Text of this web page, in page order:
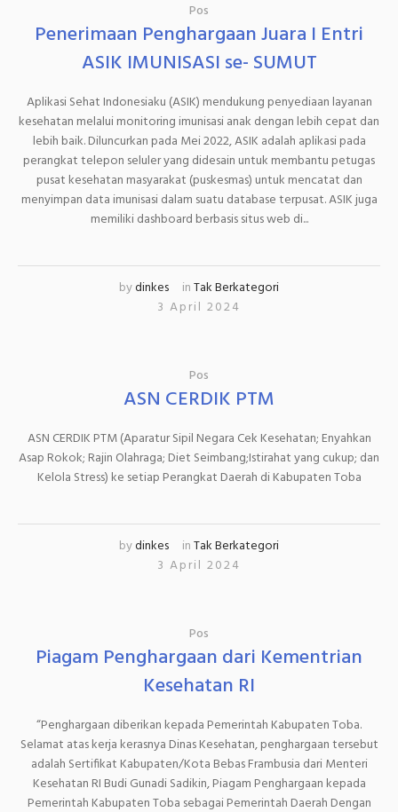
Pos
Penerimaan Penghargaan Juara I Entri
ASIK IMUNISASI se- SUMUT
Aplikasi Sehat Indonesiaku (ASIK) mendukung penyediaan layanan
kesehatan melalui monitoring imunisasi anak dengan lebih cepat dan
lebih baik. Diluncurkan pada Mei 2022, ASIK adalah aplikasi pada
perangkat telepon seluler yang didesain untuk membantu petugas
pusat kesehatan masyarakat (puskesmas) untuk mencatat dan
menyimpan data imunisasi dalam suatu database terpusat. ASIK juga
memiliki dashboard berbasis situs web di...
bydinkes inTak Berkategori
3 April 2024
Pos
ASN CERDIK PTM
ASN CERDIK PTM (Aparatur Sipil Negara Cek Kesehatan; Enyahkan
Asap Rokok; Rajin Olahraga; Diet Seimbang;Istirahat yang cukup; dan
Kelola Stress) ke setiap Perangkat Daerah di Kabupaten Toba
bydinkes inTak Berkategori
3 April 2024
Pos
Piagam Penghargaan dari Kementrian
Kesehatan RI
“Penghargaan diberikan kepada Pemerintah Kabupaten Toba.
Selamat atas kerja kerasnya Dinas Kesehatan, penghargaan tersebut
adalah Sertifikat Kabupaten/Kota Bebas Frambusia dari Menteri
Kesehatan RI Budi Gunadi Sadikin, Piagam Penghargaan kepada
Pemerintah Kabupaten Toba sebagai Pemerintah Daerah Dengan